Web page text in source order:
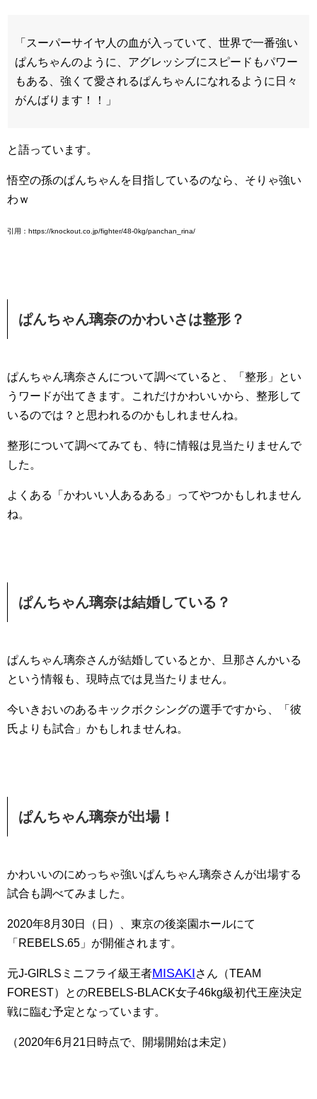
「スーパーサイヤ人の血が入っていて、世界で一番強い
ぱんちゃんのように、アグレッシブにスピードもパワー
もある、強くて愛されるぱんちゃんになれるように日々
がんばります！！」
と語っています。
悟空の孫のぱんちゃんを目指しているのなら、そりゃ強い
わｗ
引用：https://knockout.co.jp/fighter/48-0kg/panchan_rina/
ぱんちゃん璃奈のかわいさは整形？
ぱんちゃん璃奈さんについて調べていると、「整形」とい
うワードが出てきます。これだけかわいいから、整形して
いるのでは？と思われるのかもしれませんね。
整形について調べてみても、特に情報は見当たりませんで
した。
よくある「かわいい人あるある」ってやつかもしれません
ね。
ぱんちゃん璃奈は結婚している？
ぱんちゃん璃奈さんが結婚しているとか、旦那さんかいる
という情報も、現時点では見当たりません。
今いきおいのあるキックボクシングの選手ですから、「彼
氏よりも試合」かもしれませんね。
ぱんちゃん璃奈が出場！
かわいいのにめっちゃ強いぱんちゃん璃奈さんが出場する
試合も調べてみました。
2020年8月30日（日）、東京の後楽園ホールにて
「REBELS.65」が開催されます。
元J-GIRLSミニフライ級王者MISAKIさん（TEAM
FOREST）とのREBELS-BLACK女子46kg級初代王座決定
戦に臨む予定となっています。
（2020年6月21日時点で、開場開始は未定）